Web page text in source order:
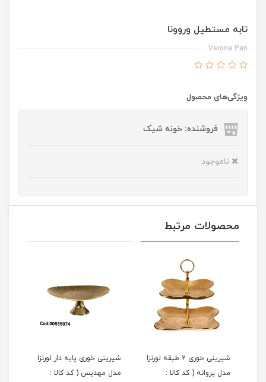
تابه مستطیل وروونا
Verona Pan
ویژگی‌های محصول
فروشنده: خونه شیک
ناموجود
محصولات مرتبط
شیرینی خوری 2 طبقه لورنزا
مدل پروانه ( کد کالا :
شیرینی خوری پایه دار لورنزا
مدل مهدیس ( کد کالا :